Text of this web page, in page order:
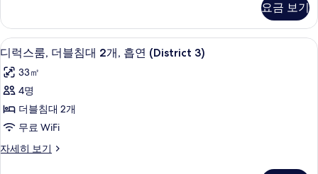
보
기
기
침
대
2
개,
금
연
(District
3)
퀸
사
이
즈
침
대
개,
금
(District
요금 보기
디
럭
스
룸,
더
침
오리/거위털 이불, 필로우탑 침대, 객실
5
디럭스룸, 더블침대 2개, 흡연 (District 3)
33㎡
4명
더블침대 2개
무료 WiFi
자세히 보기
디